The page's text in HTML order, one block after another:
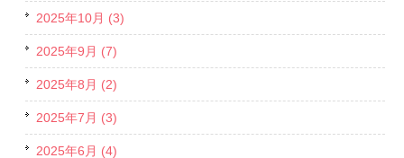
2025年10月 (3)
2025年9月 (7)
2025年8月 (2)
2025年7月 (3)
2025年6月 (4)